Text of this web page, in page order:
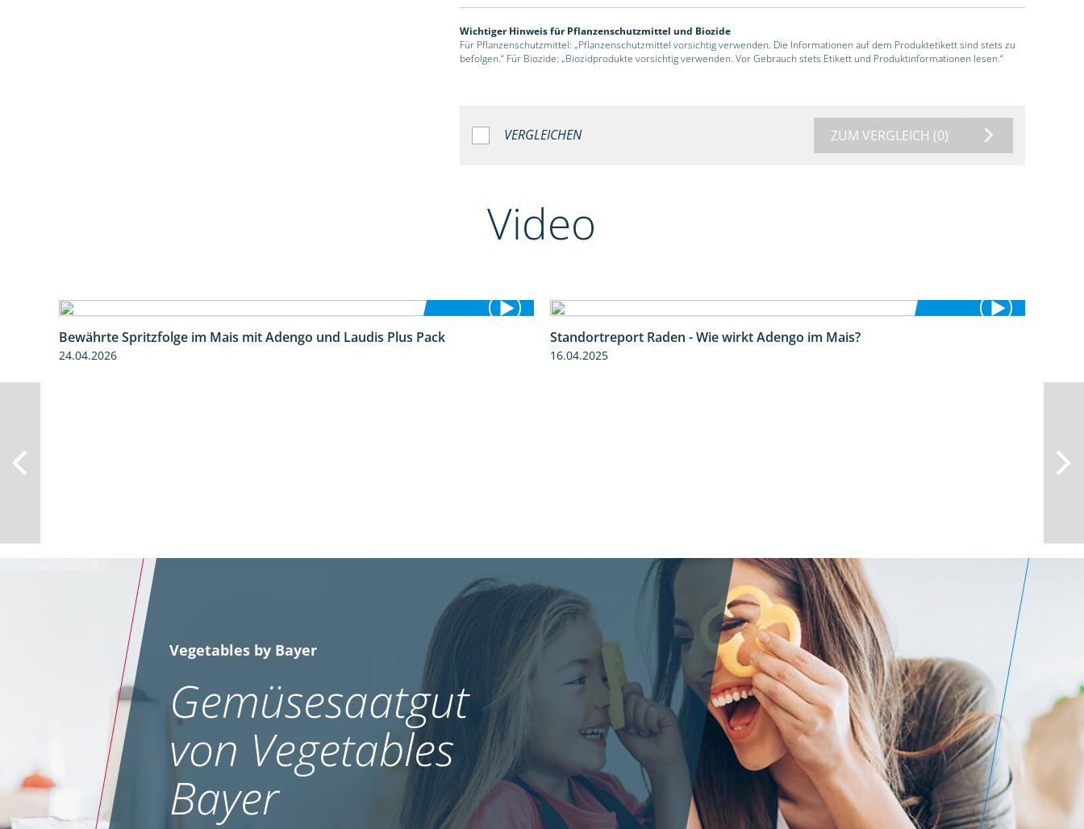
Wichtiger Hinweis für Pflanzenschutzmittel und Biozide
Für Pflanzenschutzmittel: „Pflanzenschutzmittel vorsichtig verwenden. Die Informationen auf dem Produktetikett sind stets zu
befolgen.“ Für Biozide: „Biozidprodukte vorsichtig verwenden. Vor Gebrauch stets Etikett und Produktinformationen lesen.“
VERGLEICHEN ZUM VERGLEICH (0)
Video
Bewährte Spritzfolge im Mais mit Adengo und Laudis Plus Pack
24.04.2026
Standortreport Raden - Wie wirkt Adengo im Mais?
16.04.2025
Vegetables by Bayer
Gemüsesaatgut
von Vegetables
Bayer